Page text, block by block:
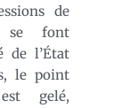
de
se font
de l’État
le point
gelé,